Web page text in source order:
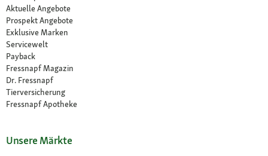
Aktuelle Angebote
Prospekt Angebote
Exklusive Marken
Servicewelt
Payback
Fressnapf Magazin
Dr. Fressnapf
Tierversicherung
Fressnapf Apotheke
Unsere Märkte